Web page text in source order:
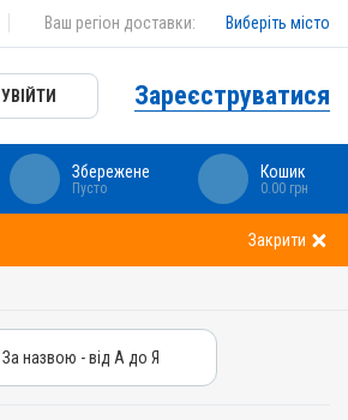
Ваш регіон доставки: Виберіть місто
УВІЙТИ Зареєструватися
Збережене
Пусто
Кошик
0.00 грн
Закрити
За назвою - від А до Я